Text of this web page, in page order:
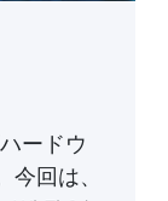
ードウ
回は、